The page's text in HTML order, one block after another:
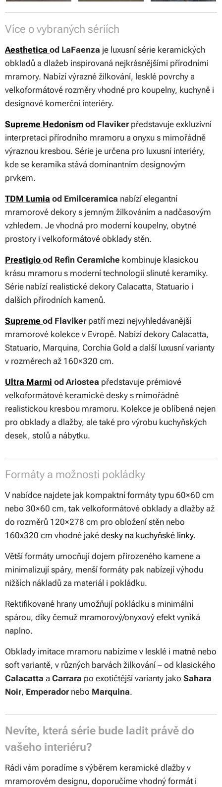
Více o vybraných sériích
Aesthetica od LaFaenza je luxusní série keramických
obkladů a dlažeb inspirovaná nejkrásnějšími přírodními
mramory. Nabízí výrazné žilkování, lesklé povrchy a
velkoformátové rozměry vhodné pro koupelny, kuchyně i
designové komerční interiéry.
Supreme Hedonism od Flaviker představuje exkluzivní
interpretaci přírodního mramoru a onyxu s mimořádně
výraznou kresbou. Série je určena pro luxusní interiéry,
kde se keramika stává dominantním designovým
prvkem.
TDM Lumia od Emilceramica nabízí elegantní
mramorové dekory s jemným žilkováním a nadčasovým
vzhledem. Je vhodná pro moderní koupelny, obytné
prostory i velkoformátové obklady stěn.
Prestigio od Refin Ceramiche kombinuje klasickou
krásu mramoru s moderní technologií slinuté keramiky.
Série nabízí realistické dekory Calacatta, Statuario i
dalších přírodních kamenů.
Supreme od Flaviker patří mezi nejvyhledávanější
mramorové kolekce v Evropě. Nabízí dekory Calacatta,
Statuario, Marquina, Corchia Gold a další luxusní varianty
v rozměrech až 160×320 cm.
Ultra Marmi od Ariostea představuje prémiové
velkoformátové keramické desky s mimořádně
realistickou kresbou mramoru. Kolekce je oblíbená nejen
pro obklady a dlažby, ale také pro výrobu kuchyňských
desek, stolů a nábytku.
Formáty a možnosti pokládky
V nabídce najdete jak kompaktní formáty typu 60×60 cm
nebo 30×60 cm, tak velkoformátové obklady a dlažby až
do rozměrů 120×278 cm pro obložení stěn nebo
160x320 cm vhodné jaké desky na kuchyňské linky.
Větší formáty umocňují dojem přirozeného kamene a
minimalizují spáry, menší formáty pak nabízejí výhodu
nižších nákladů za materiál i pokládku.
Rektifikované hrany umožňují pokládku s minimální
spárou, díky čemuž mramorový/onyxový efekt vyniká
naplno.
Obklady imitace mramoru nabízíme v lesklé i matné nebo
soft variantě, v různých barvách žilkování – od klasického
Calacatta a Carrara po exotičtější varianty jako Sahara
Noir, Emperador nebo Marquina.
Nevíte, která série bude ladit právě do
vašeho interiéru?
Rádi vám poradíme s výběrem keramické dlažby v
mramorovém designu, doporučíme vhodný formát i